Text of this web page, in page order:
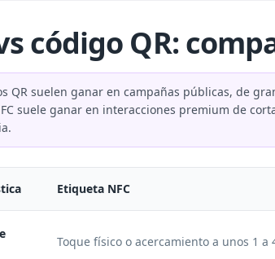
código QR:
QR suelen ganar en campañas públicas, de
suele ganar en interacciones premium de
Etiqueta NFC
Toque físico o acercamiento a unos 1 a